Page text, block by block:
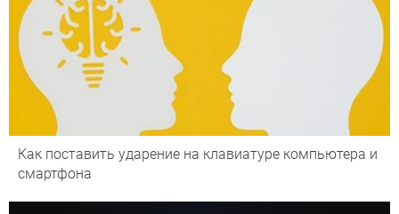
Как поставить ударение на клавиатуре компьютера и
смартфона